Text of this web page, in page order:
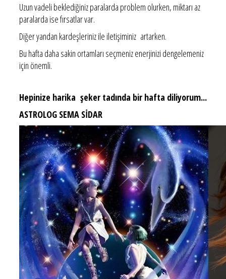
Uzun vadeli beklediğiniz paralarda problem olurken, miktarı az
paralarda ise fırsatlar var.
Diğer yandan kardeşleriniz ile iletişiminiz artarken.
Bu hafta daha sakin ortamları seçmeniz enerjinizi dengelemeniz
için önemli.
Hepinize harika şeker tadında bir hafta diliyorum...
ASTROLOG SEMA SİDAR